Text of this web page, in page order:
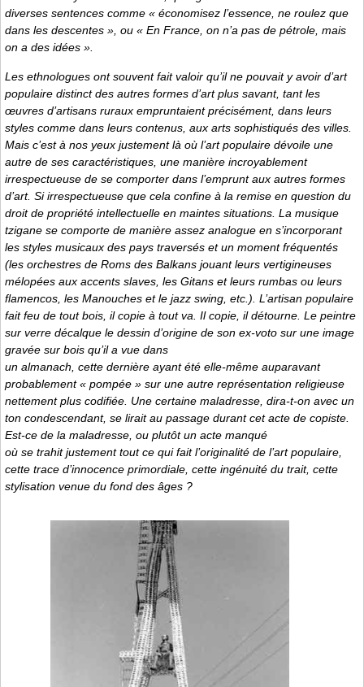
diverses sentences comme « économisez l’essence, ne roulez que
dans les descentes », ou « En France, on n’a pas de pétrole, mais
on a des idées ».
Les ethnologues ont souvent fait valoir qu’il ne pouvait y avoir d’art
populaire distinct des autres formes d’art plus savant, tant les
œuvres d’artisans ruraux empruntaient précisément, dans leurs
styles comme dans leurs contenus, aux arts sophistiqués des villes.
Mais c’est à nos yeux justement là où l’art populaire dévoile une
autre de ses caractéristiques, une manière incroyablement
irrespectueuse de se comporter dans l’emprunt aux autres formes
d’art. Si irrespectueuse que cela confine à la remise en question du
droit de propriété intellectuelle en maintes situations. La musique
tzigane se comporte de manière assez analogue en s’incorporant
les styles musicaux des pays traversés et un moment fréquentés
(les orchestres de Roms des Balkans jouant leurs vertigineuses
mélopées aux accents slaves, les Gitans et leurs rumbas ou leurs
flamencos, les Manouches et le jazz swing, etc.). L’artisan populaire
fait feu de tout bois, il copie à tout va. Il copie, il détourne. Le peintre
sur verre décalque le dessin d’origine de son ex-voto sur une image
gravée sur bois qu’il a vue dans
un almanach, cette dernière ayant été elle-même auparavant
probablement « pompée » sur une autre représentation religieuse
nettement plus codifiée. Une certaine maladresse, dira-t-on avec un
ton condescendant, se lirait au passage durant cet acte de copiste.
Est-ce de la maladresse, ou plutôt un acte manqué
où se trahit justement tout ce qui fait l’originalité de l’art populaire,
cette trace d’innocence primordiale, cette ingénuité du trait, cette
stylisation venue du fond des âges ?